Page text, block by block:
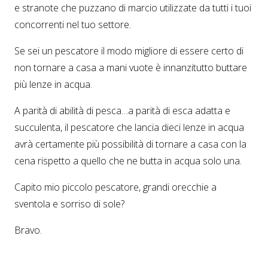
e stranote che puzzano di marcio utilizzate da tutti i tuoi
concorrenti nel tuo settore.
Se sei un pescatore il modo migliore di essere certo di
non tornare a casa a mani vuote è innanzitutto buttare
più lenze in acqua.
A parità di abilità di pesca…a parità di esca adatta e
succulenta, il pescatore che lancia dieci lenze in acqua
avrà certamente più possibilità di tornare a casa con la
cena rispetto a quello che ne butta in acqua solo una.
Capito mio piccolo pescatore, grandi orecchie a
sventola e sorriso di sole?
Bravo.